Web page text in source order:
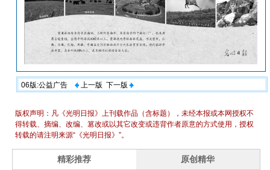
06版:公益广告 上一版 下一版